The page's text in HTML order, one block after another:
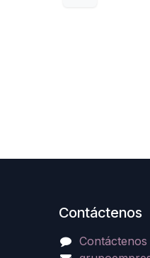
Contáctenos
Contáctenos